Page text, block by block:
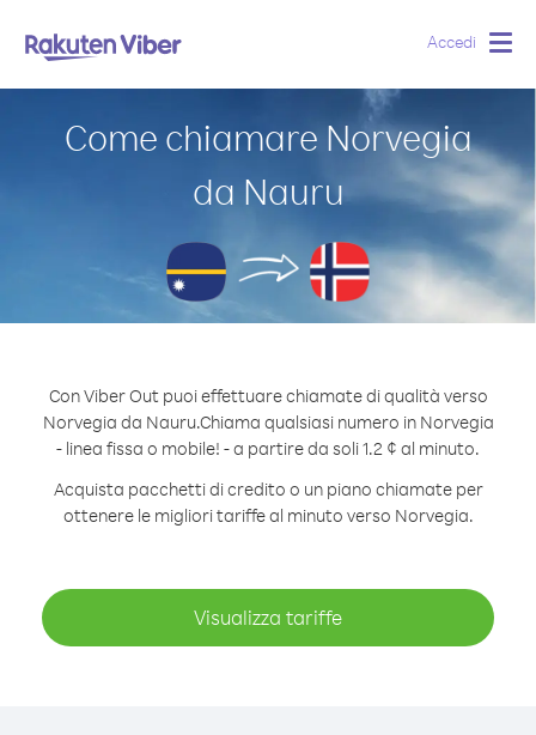
Accedi
Come chiamare Norvegia
da Nauru
Con Viber Out puoi effettuare chiamate di qualità verso
Norvegia da Nauru.Chiama qualsiasi numero in Norvegia
- linea fissa o mobile! - a partire da soli 1.2 ¢ al minuto.
Acquista pacchetti di credito o un piano chiamate per
ottenere le migliori tariffe al minuto verso Norvegia.
Visualizza tariffe